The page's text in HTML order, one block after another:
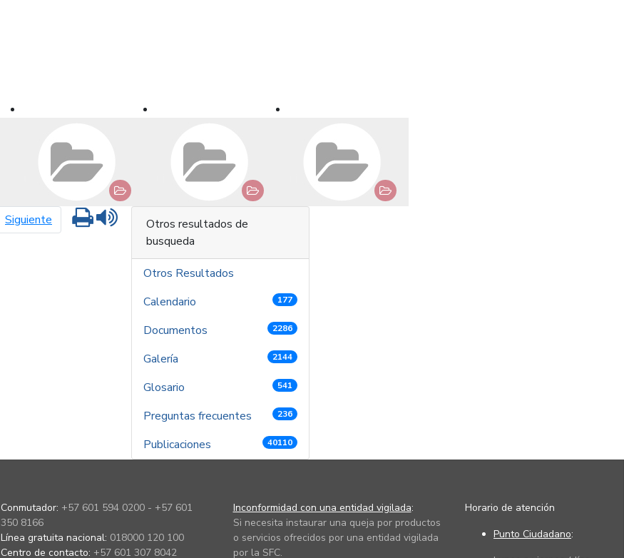
Siguiente página siguiente
Imprimir
Otros resultados de
busqueda
Otros Resultados
Calendario
177
Documentos 2286
Galería 2144
Glosario 541
Preguntas frecuentes 236
Publicaciones 40110
Conmutador: +57 601 594 0200 - +57 601
350 8166
Línea gratuita nacional: 018000 120 100
Centro de contacto: +57 601 307 8042
Inconformidad con una entidad vigilada:
Si necesita instaurar una queja por productos
o servicios ofrecidos por una entidad vigilada
por la SFC.
Horario de atención
Punto Ciudadano: